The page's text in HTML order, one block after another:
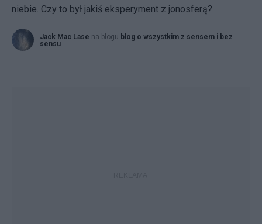
niebie. Czy to był jakiś eksperyment z jonosferą?
Jack Mac Lase na blogu blog o wszystkim z sensem i bez
sensu